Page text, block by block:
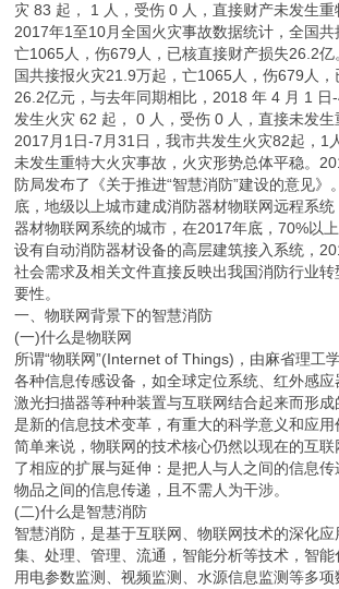
灾 83 起， 1 人，受伤 0 人，直接财产未发生重
2017年1至10月全国火灾事故数据统计，全国共
亡1065人，伤679人，已核直接财产损失26.2
国共接报火灾21.9万起，亡1065人，伤679人
26.2亿元，与去年同期相比，2018 年 4 月 1 日
发生火灾 62 起， 0 人，受伤 0 人，直接未发生
2017月1日-7月31日，我市共发生火灾82起，1
未发生重特大火灾事故，火灾形势总体平稳。
防局发布了《关于推进“智慧消防”建设的意见》
底，地级以上城市建成消防器材物联网远程系
器材物联网系统的城市，在2017年底，70%以
设有自动消防器材设备的高层建筑接入系统，
社会需求及相关文件直接反映出我国消防行业
要性。
一、物联网背景下的智慧消防
(一)什么是物联网
所谓“物联网”(Internet of Things)，由麻省理工
各种信息传感设备，如全球定位系统、红外感应
激光扫描器等种种装置与互联网结合起来而形
是新的信息技术变革，有重大的科学意义和应用
简单来说，物联网的技术核心仍然以现在的互
了相应的扩展与延伸：是把人与人之间的信息
物品之间的信息传递，且不需人为干涉。
(二)什么是智慧消防
智慧消防，是基于互联网、物联网技术的深化
集、处理、管理、流通，智能分析等技术，智能
用电参数监测、视频监测、水源信息监测等多